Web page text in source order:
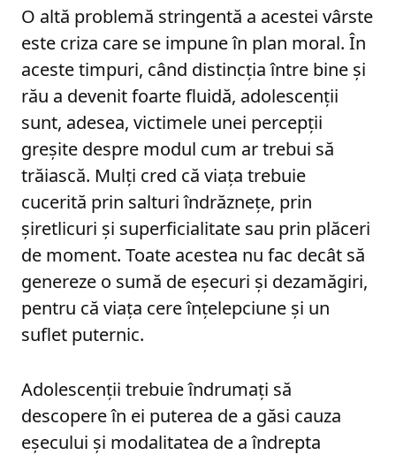
O altă problemă stringentă a acestei vârste
este criza care se impune în plan moral. În
aceste timpuri, când distincția între bine și
rău a devenit foarte fluidă, adolescenții
sunt, adesea, victimele unei percepții
greșite despre modul cum ar trebui să
trăiască. Mulți cred că viața trebuie
cucerită prin salturi îndrăznețe, prin
șiretlicuri și superficialitate sau prin plăceri
de moment. Toate acestea nu fac decât să
genereze o sumă de eșecuri și dezamăgiri,
pentru că viața cere înțelepciune și un
suflet puternic.
Adolescenții trebuie îndrumați să
descopere în ei puterea de a găsi cauza
eșecului și modalitatea de a îndrepta